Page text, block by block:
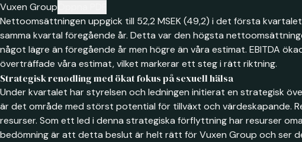
Vuxen Group
Nettoomsättningen uppgick till 52,2 MSEK (49,2) i det första
samma kvartal föregående år. Detta var den högsta
något lägre än föregående år men högre än våra estimat. EBITDA
överträffade våra estimat, vilket markerar ett steg i rätt riktning.
Strategisk renodling med ökat fokus på sexuell hälsa
Under kvartalet har styrelsen och ledningen initierat en strategisk
är det område med störst potential för tillväxt och värdeskapande.
resurser. Som ett led i denna strategiska förflyttning har resurser
bedömning är att detta beslut är helt rätt för Vuxen Group och ser